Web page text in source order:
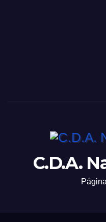
C.D.A.